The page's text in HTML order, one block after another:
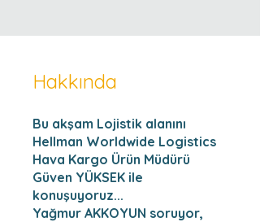
Hakkında
Bu akşam Lojistik alanını
Hellman Worldwide Logistics
Hava Kargo Ürün Müdürü
Güven YÜKSEK ile
konuşuyoruz...
Yağmur AKKOYUN soruyor,